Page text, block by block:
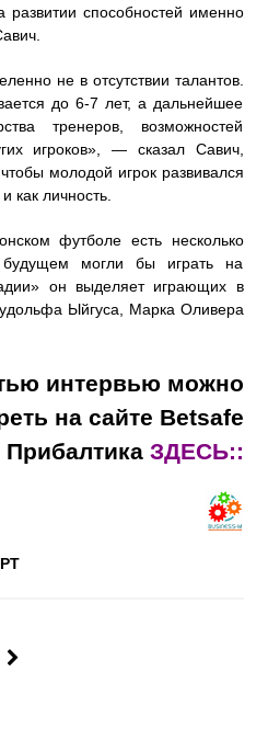
развитии способностей именно
не в отсутствии талантов.
до 6-7 лет, а дальнейшее
тренеров, возможностей
игроков», — сказал Савич,
молодой игрок развивался
как личность.
футболе есть несколько
будущем могли бы играть на
он выделяет играющих в
Ыйгуса, Марка Оливера
интервью можно
на сайте Betsafe
Прибалтика ЗДЕСЬ::